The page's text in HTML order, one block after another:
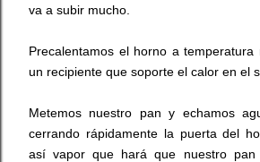
va a subir mucho.
Precalentamos el horno a temperatura
un recipiente que soporte el calor en el
Metemos nuestro pan y echamos
cerrando rápidamente la puerta del
así vapor que hará que nuestro pan